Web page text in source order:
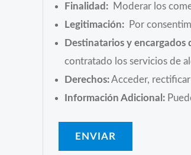
Finalidad:Moderar los
Legitimación:Por
Destinatarios y encargados
contratado los servicios de
Derechos:Acceder,
Información Adicional: